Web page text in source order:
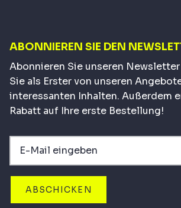
ABONNIEREN SIE DEN
Abonnieren Sie unseren
Sie als Erster von unseren
interessanten Inhalten. Außerdem
Rabatt auf Ihre erste Bestellung!
ABSCHICKEN